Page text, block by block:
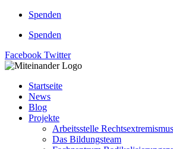
Zum
springen
Spenden
Spenden
Facebook Twitter
Startseite
News
Blog
Projekte
Arbeitsstelle Rechtsextremismus
Das Bildungsteam